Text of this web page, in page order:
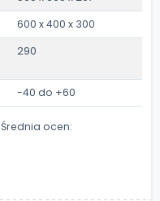
600 x 400 x 300
290
-40 do +60
Średnia ocen: